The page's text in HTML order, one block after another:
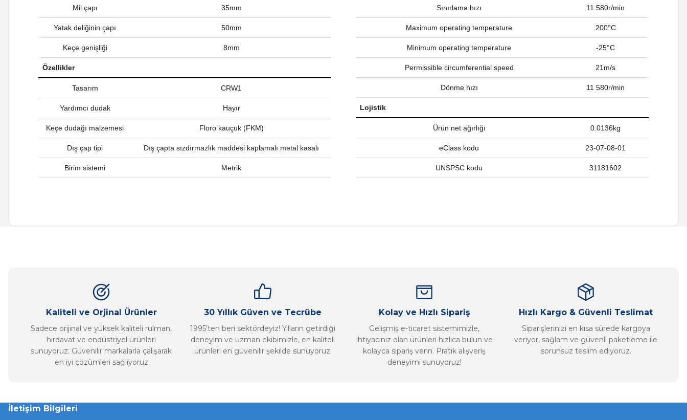
Mil çapı 35mm
Yatak deliğinin çapı 50mm
Keçe genişliği 8mm
Özellikler
Tasarım CRW1
Yardımcı dudak Hayır
Keçe dudağı malzemesi Floro kauçuk (FKM)
Dış çap tipi Dış çapta sızdırmazlık maddesi kaplamalı metal kasalı
Birim sistemi Metrik
Sınırlama hızı 11 580r/min
Maximum operating temperature 200°C
Minimum operating temperature -25°C
Permissible circumferential speed 21m/s
Dönme hızı 11 580r/min
Lojistik
Ürün net ağırlığı 0.0136kg
eClass kodu 23-07-08-01
UNSPSC kodu 31181602
Ürün fiyatı diğer sitelerden daha pahalı.
Bu ürüne benzer farklı alternatifler olmalı.
Kaliteli ve Orjinal Ürünler
Sadece orijinal ve yüksek kaliteli rulman,
hırdavat ve endüstriyel ürünleri
sunuyoruz. Güvenilir markalarla çalışarak
en iyi çözümleri sağlıyoruz
30 Yıllık Güven ve Tecrübe
1995’ten beri sektördeyiz! Yılların getirdiği
deneyim ve uzman ekibimizle, en kaliteli
ürünleri en güvenilir şekilde sunuyoruz.
Kolay ve Hızlı Sipariş
Gelişmiş e-ticaret sistemimizle,
ihtiyacınız olan ürünleri hızlıca bulun ve
kolayca sipariş verin. Pratik alışveriş
deneyimi sunuyoruz!
Hızlı Kargo & Güvenli Teslimat
Siparişlerinizi en kısa sürede kargoya
veriyor, sağlam ve güvenli paketleme ile
sorunsuz teslim ediyoruz.
İletişim Bilgileri